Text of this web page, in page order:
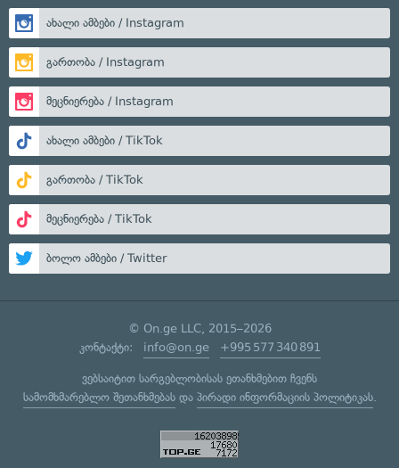
ახალი ამბები / Instagram
გართობა / Instagram
მეცნიერება / Instagram
ახალი ამბები / TikTok
გართობა / TikTok
მეცნიერება / TikTok
ბოლო ამბები / Twitter
© On.ge LLC, 2015–2026
კონტაქტი: info@on.ge +995 577 340 891
ვებსაიტით სარგებლობისას ეთანხმებით ჩვენს
სამომხმარებლო შეთანხმებასდა პირადი ინფორმაციის პოლიტიკას.